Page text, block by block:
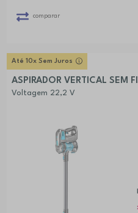
comparar
Até 10x Sem Juros
ASPIRADOR VERTICAL SEM
Voltagem 22,2 V